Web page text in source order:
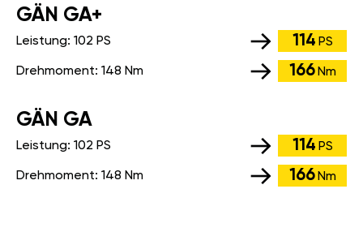
GÄN GA+
Leistung: 102 PS 114 PS
Drehmoment: 148 Nm 166 Nm
GÄN GA
Leistung: 102 PS 114 PS
Drehmoment: 148 Nm 166 Nm